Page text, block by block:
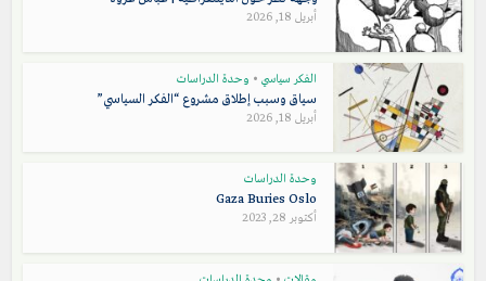
أبريل 18, 2026
الفكر سياسي • وحدة الدراسات
سياق وسبب إطلاق مشروع “الفكر السياسي”
أبريل 18, 2026
وحدة الدراسات
Gaza Buries Oslo
أكتوبر 28, 2023